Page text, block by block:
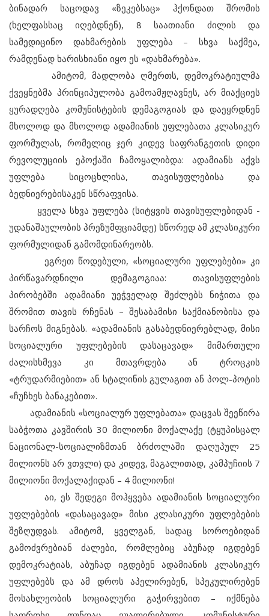
ბინადარ საცოდავ «ზეკებსაც» ჰქონდათ შრომის
(ხელფასსაც იღებდნენ), 8 საათიანი ძილის და
სამედიცინო დახმარების უფლება – სხვა საქმეა,
რამდენად ხარისხიანი იყო ეს «დახმარება».
ამიტომ, მადლობა ღმერთს, დემოკრატიულმა
ქვეყნებმა პრინციპულობა გამოამჟღავნეს, არ მიაქციეს
ყურადღება კომუნისტების დემაგოგიას და დაეყრდნენ
მხოლოდ და მხოლოდ ადამიანის უფლებათა კლასიკურ
ფორმულას, რომელიც ჯერ კიდევ საფრანგეთის დიდი
რევოლუციის ეპოქაში ჩამოყალიბდა: ადამიანს აქვს
უფლება სიცოცხლისა, თავისუფლებისა და
ბედნიერებისაკენ სწრაფვისა.
ყველა სხვა უფლება (სიტყვის თავისუფლებიდან -
უდანაშაულობის პრეზუმფციამდე) სწორედ ამ კლასიკური
ფორმულიდან გამომდინარეობს.
ეგრეთ წოდებული, «სოციალური უფლებები» კი
პირწავარდნილი დემაგოგიაა: თავისუფლების
პირობებში ადამიანი უეჭველად შეძლებს ნიჭითა და
შრომით თავის რჩენას – შესაბამისი საქმიანობისა და
სარჩოს მიგნებას. «ადამიანის გასაბედნიერებლად, მისი
სოციალური უფლებების დასაცავად» მიმართული
ძალისხმევა კი მთავრდება ან ტროცკის
«ტრუდარმიებით» ან სტალინის გულაგით ან პოლ-პოტის
«ჩუჩხეს ბანაკებით».
ადამიანის «სოციალურ უფლებათა» დაცვას შეეწირა
საბჭოთა კავშირის 30 მილიონი მოქალაქე (ტყუპისცალ
ნაციონალ-სოციალიზმთან ბრძოლაში დაღუპულ 25
მილიონს არ ვთვლი) და კიდევ, მაგალითად, კამპუჩიის 7
მილიონი მოქალაქიდან – 4 მილიონი!
აი, ეს შედეგი მოჰყვება ადამიანის სოციალური
უფლებების «დასაცავად» მისი კლასიკური უფლებების
შეზღუდვას. ამიტომ, ყველგან, სადაც სოროებიდან
გამოძვრებიან ძალები, რომლებიც აბუჩად იგდებენ
დემოკრატიას, აბუჩად იგდებენ ადამიანის კლასიკურ
უფლებებს და ამ დროს აპელირებენ, სპეკულირებენ
მოსახლეობის სოციალური გაჭირვებით – იქმნება